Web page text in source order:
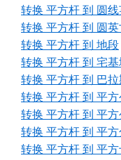
转换 平方杆 到 圆
转换 平方杆 到 圆英
转换 平方杆 到 地段
转换 平方杆 到 宅基
转换 平方杆 到 巴拉
转换 平方杆 到 平
转换 平方杆 到 平方
转换 平方杆 到 平
转换 平方杆 到 平